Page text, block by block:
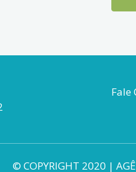
Fale
© COPYRIGHT 2020 |